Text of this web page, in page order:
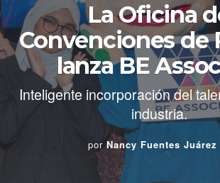
La Oficina
Convenciones de
lanza BE
Inteligente incorporación del
industria.
por Nancy Fuentes Juárez